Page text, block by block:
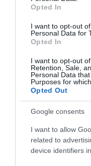
Opted In
I want to opt-out
Personal Data for
Opted In
I want to opt-out
Retention, Sale,
Personal Data
Purposes for
Opted Out
Google consents
I want to allow
related to
device identifiers
καταστροφικής
χρονικό της
08.08.2026 | 20:00
Εύβοια: Πότε θα
καθιερωμένος
«Στιφάδο της
οικονομικό
στη Θεσσαλονίκη
08.08.2026 | 19:20Όλες οι